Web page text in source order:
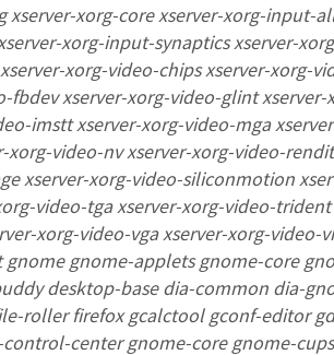
xorg-core xserver-xorg-input-
xorg-input-synaptics xserver-
xorg-video-chips xserver-xorg-
xserver-xorg-video-glint
imstt xserver-xorg-video-mga
video-nv xserver-xorg-video-
xserver-xorg-video-siliconmotion
video-tga xserver-xorg-video-
xorg-video-vga xserver-xorg-video-
gnome-applets gnome-core
desktop-base dia-common dia-
roller firefox gcalctool gconf-editor
center gnome-core gnome-